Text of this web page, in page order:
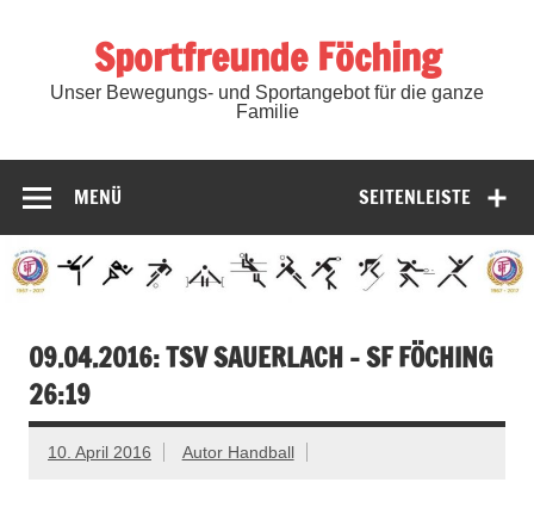
Sportfreunde Föching
Unser Bewegungs- und Sportangebot für die ganze
Familie
SEITENLEISTE
MENÜ
09.04.2016: TSV SAUERLACH – SF FÖCHING
26:19
10. April 2016 Autor Handball